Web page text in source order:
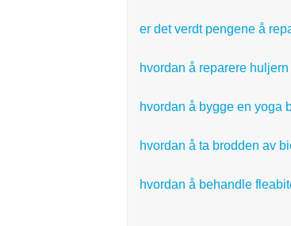
er det verdt pengene å
hvordan å reparere
hvordan å bygge en yoga
hvordan å ta brodden av
hvordan å behandle